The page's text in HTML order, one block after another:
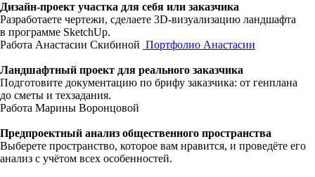
Дизайн-проект участка для себя или заказчика
Разработаете чертежи, сделаете 3D-визуализацию ландшафта
в программе SketchUp.
Работа Анастасии Скибиной Портфолио Анастасии
Ландшафтный проект для реального заказчика
Подготовите документацию по брифу заказчика: от генплана
до сметы и техзадания.
Работа Марины Воронцовой
Предпроектный анализ общественного пространства
Выберете пространство, которое вам нравится, и проведёте его
анализ с учётом всех особенностей.